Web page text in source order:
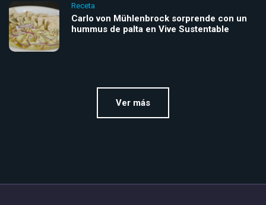
Receta
Carlo von Mühlenbrock sorprende con un
hummus de palta en Vive Sustentable
Ver más